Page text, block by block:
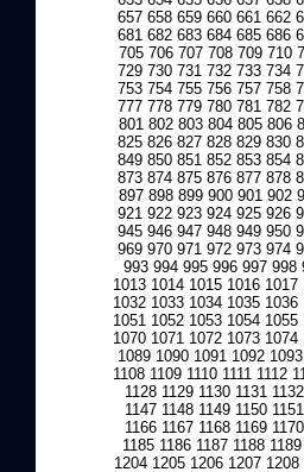
657 658 659 660 661 662
681 682 683 684 685 686
705 706 707 708 709 710
729 730 731 732 733 734
753 754 755 756 757 758
777 778 779 780 781 782
801 802 803 804 805 806
825 826 827 828 829 830
849 850 851 852 853 854
873 874 875 876 877 878
897 898 899 900 901 902
921 922 923 924 925 926
945 946 947 948 949 950
969 970 971 972 973 974
993 994 995 996 997 998
1013 1014 1015 1016 1017
1032 1033 1034 1035 1036
1051 1052 1053 1054 1055
1070 1071 1072 1073 1074
1089 1090 1091 1092 1093
1108 1109 1110 1111 1112
1128 1129 1130 1131 1132
1147 1148 1149 1150 1151
1166 1167 1168 1169 1170
1185 1186 1187 1188 1189
1204 1205 1206 1207 1208